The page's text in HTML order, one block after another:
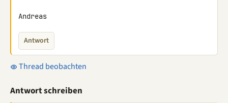
Andreas
Antwort
Thread beobachten
Antwort schreiben